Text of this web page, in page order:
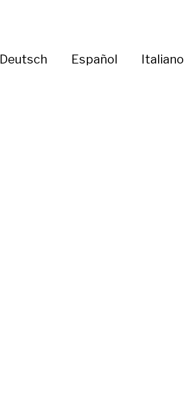
Deutsch Español Italiano